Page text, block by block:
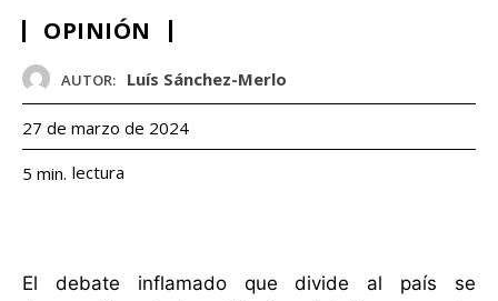
OPINIÓN
AUTOR: Luís Sánchez-Merlo
27 de marzo de 2024
5 min. lectura
El debate inflamado que divide al país se